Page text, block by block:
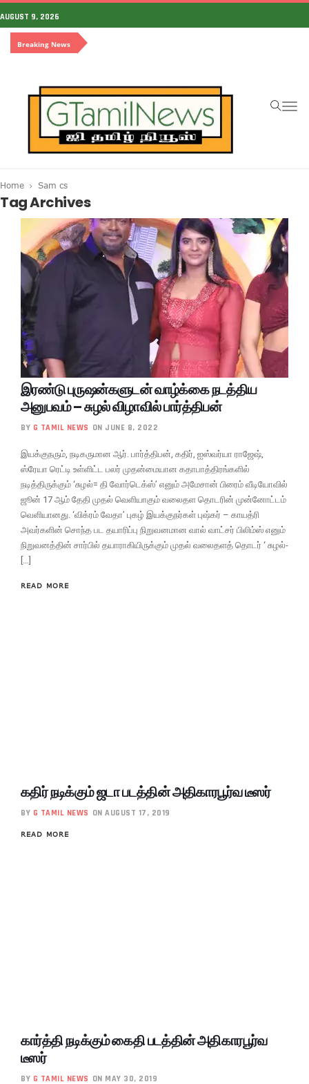
AUGUST 9, 2026
Breaking News
Home Sam cs
Tag Archives
இரண்டு புருஷன்களுடன் வாழ்க்கை நடத்திய
அனுபவம் – சுழல் விழாவில் பார்த்திபன்
BY G TAMIL NEWS ON JUNE 8, 2022
இயக்குநரும், நடிகருமான ஆர். பார்த்திபன், கதிர், ஐஸ்வர்யா ராஜேஷ்,
ஸ்ரேயா ரெட்டி உள்ளிட்ட பலர் முதன்மையான கதாபாத்திரங்களில்
நடித்திருக்கும் ‘சுழல்= தி வோர்டெக்ஸ்’ எனும் அமேசான் பிரைம் வீடியோவில்
ஜூன் 17 ஆம் தேதி முதல் வெளியாகும் வலைதள தொடரின் முன்னோட்டம்
வெளியானது. ‘விக்ரம் வேதா’ புகழ் இயக்குநர்கள் புஷ்கர் – காயத்ரி
அவர்களின் சொந்த பட தயாரிப்பு நிறுவனமான வால் வாட்சர் பிலிம்ஸ் எனும்
நிறுவனத்தின் சார்பில் தயாராகியிருக்கும் முதல் வலைதளத் தொடர் ‘ சுழல்-
[…]
READ MORE
கதிர் நடிக்கும் ஜடா படத்தின் அதிகாரபூர்வ டீஸர்
BY G TAMIL NEWS ON AUGUST 17, 2019
READ MORE
கார்த்தி நடிக்கும் கைதி படத்தின் அதிகாரபூர்வ
டீஸர்
BY G TAMIL NEWS ON MAY 30, 2019